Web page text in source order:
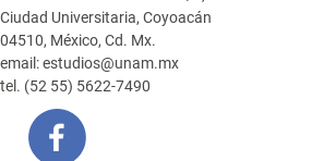
Ciudad Universitaria, Coyoacán
04510, México, Cd. Mx.
email: estudios@unam.mx
tel. (52 55) 5622-7490